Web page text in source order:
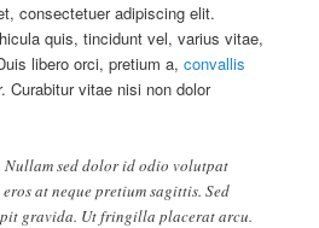
consectetuer adipiscing elit.
quis, tincidunt vel, varius vitae,
libero orci, pretium a,convallis
Curabitur vitae nisi non dolor
sed dolor id odio volutpat
at neque pretium sagittis. Sed
gravida. Ut fringilla placerat arcu.